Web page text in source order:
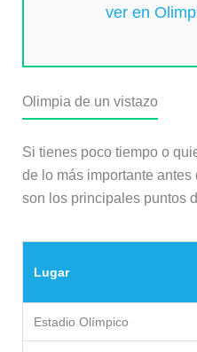
ver en
Olimpia de un vistazo
Si tienes poco tiempo o
de lo más importante
son los principales puntos
Lugar
Estadio Olímpico